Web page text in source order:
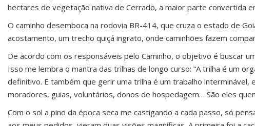
hectares de vegetação nativa de Cerrado, a maior parte convertida
O caminho desemboca na rodovia BR-414, que cruza o estado de
acostamento, um trecho quiçá ingrato, onde caminhões fazem
De acordo com os responsáveis pelo Caminho, o objetivo é buscar
Isso me lembra o mantra das trilhas de longo curso: “A trilha é um
definitivo. E também que gerir uma trilha é um trabalho
moradores, guias, voluntários, donos de hospedagem… São eles
Com o sol a pino da época seca me castigando a cada passo, só